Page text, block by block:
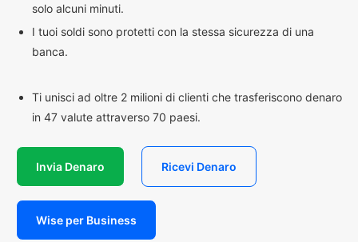
solo alcuni minuti.
I tuoi soldi sono protetti con la stessa sicurezza di una
banca.
Ti unisci ad oltre 2 milioni di clienti che trasferiscono denaro
in 47 valute attraverso 70 paesi.
Invia Denaro Ricevi Denaro
Wise per Business